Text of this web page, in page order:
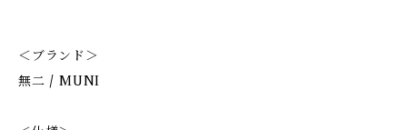
＜ブランド＞
無二 / MUNI